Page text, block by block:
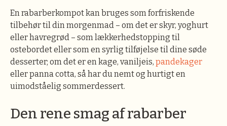
En rabarberkompot kan bruges som forfriskende
tilbehør til din morgenmad – om det er skyr, yoghurt
eller havregrød – som lækkerhedstopping til
ostebordet eller som en syrlig tilføjelse til dine søde
desserter; om det er en kage, vaniljeis, pandekager
eller panna cotta, så har du nemt og hurtigt en
uimodståelig sommerdessert.
Den rene smag af rabarber